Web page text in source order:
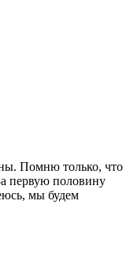
Помню только, что
первую половину
мы будем